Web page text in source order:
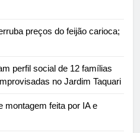
preços do feijão carioca;
perfil social de 12 famílias
no Jardim Taquari
montagem feita por IA e